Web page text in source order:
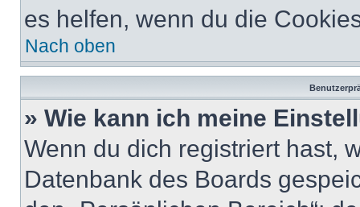
es helfen, wenn du die
Nach oben
» Wie kann ich meine
Wenn du dich registriert hast,
Datenbank des Boards